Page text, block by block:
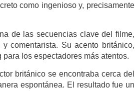
como ingenioso y, precisamente
de las secuencias clave del filme,
comentarista. Su acento británico,
los espectadores más atentos.
británico se encontraba cerca del
espontánea. El resultado fue un